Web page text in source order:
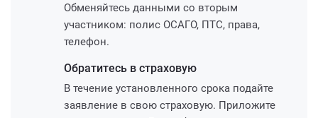
Обменяйтесь данными со вторым
участником: полис ОСАГО, ПТС, права,
телефон.
Обратитесь в страховую
В течение установленного срока подайте
заявление в свою страховую. Приложите